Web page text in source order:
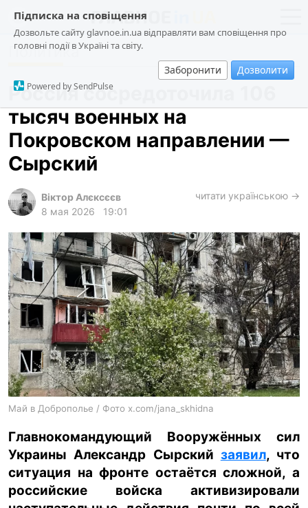
Підписка на сповіщення
Дозвольте сайту glavnoe.in.ua відправляти вам сповіщення про
головні події в Україні та світу.
Заборонити Дозволити
Powered by SendPulse
новости
о проекте
общество
происшествия
криминал
харьков
архив
gambling
ua ru en
Политика
Россия сосредоточила 106
тысяч военных на
Покровском направлении —
Сырский
Віктор Алєксєєв
8 мая 2026
19:01
читати українською →
Май в Доброполье / Фото x.com/jana_skhidna
Главнокомандующий Вооружённых сил
Украины Александр Сырский заявил, что
ситуация на фронте остаётся сложной, а
российские войска активизировали